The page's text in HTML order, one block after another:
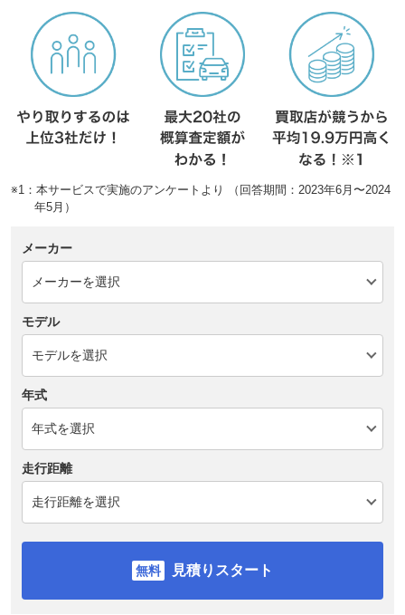
※1：本サービスで実施のアンケートより （回答期間：2023年6月〜2024
年5月）
メーカー
モデル
年式
走行距離
見積りスタート